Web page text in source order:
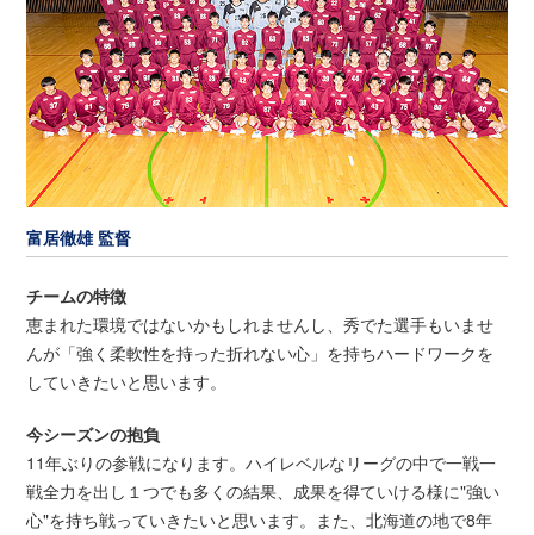
富居徹雄 監督
チームの特徴
恵まれた環境ではないかもしれませんし、秀でた選手もいませ
んが「強く柔軟性を持った折れない心」を持ちハードワークを
していきたいと思います。
今シーズンの抱負
11年ぶりの参戦になります。ハイレベルなリーグの中で一戦一
戦全力を出し１つでも多くの結果、成果を得ていける様に"強い
心"を持ち戦っていきたいと思います。また、北海道の地で8年